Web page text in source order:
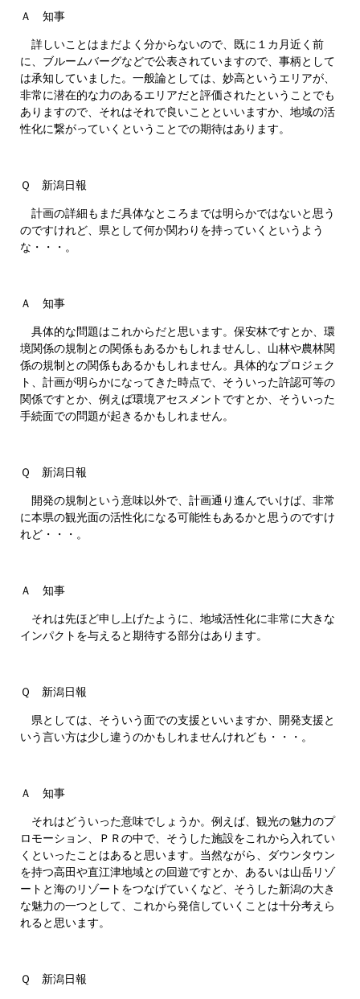
Ａ 知事
詳しいことはまだよく分からないので、既に１カ月近く前
に、ブルームバーグなどで公表されていますので、事柄として
は承知していました。一般論としては、妙高というエリアが、
非常に潜在的な力のあるエリアだと評価されたということでも
ありますので、それはそれで良いことといいますか、地域の活
性化に繋がっていくということでの期待はあります。
Ｑ 新潟日報
計画の詳細もまだ具体なところまでは明らかではないと思う
のですけれど、県として何か関わりを持っていくというよう
な・・・。
Ａ 知事
具体的な問題はこれからだと思います。保安林ですとか、環
境関係の規制との関係もあるかもしれませんし、山林や農林関
係の規制との関係もあるかもしれません。具体的なプロジェク
ト、計画が明らかになってきた時点で、そういった許認可等の
関係ですとか、例えば環境アセスメントですとか、そういった
手続面での問題が起きるかもしれません。
Ｑ 新潟日報
開発の規制という意味以外で、計画通り進んでいけば、非常
に本県の観光面の活性化になる可能性もあるかと思うのですけ
れど・・・。
Ａ 知事
それは先ほど申し上げたように、地域活性化に非常に大きな
インパクトを与えると期待する部分はあります。
Ｑ 新潟日報
県としては、そういう面での支援といいますか、開発支援と
いう言い方は少し違うのかもしれませんけれども・・・。
Ａ 知事
それはどういった意味でしょうか。例えば、観光の魅力のプ
ロモーション、ＰＲの中で、そうした施設をこれから入れてい
くといったことはあると思います。当然ながら、ダウンタウン
を持つ高田や直江津地域との回遊ですとか、あるいは山岳リゾ
ートと海のリゾートをつなげていくなど、そうした新潟の大き
な魅力の一つとして、これから発信していくことは十分考えら
れると思います。
Ｑ 新潟日報